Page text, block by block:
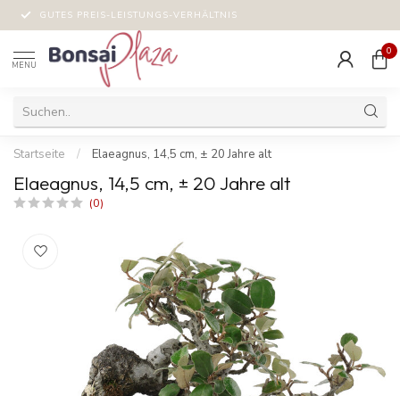
GUTES PREIS-LEISTUNGS-VERHÄLTNIS
MENU
0
Startseite / Elaeagnus, 14,5 cm, ± 20 Jahre alt
Elaeagnus, 14,5 cm, ± 20 Jahre alt
(0)